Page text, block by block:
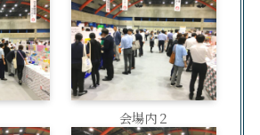
会場内２